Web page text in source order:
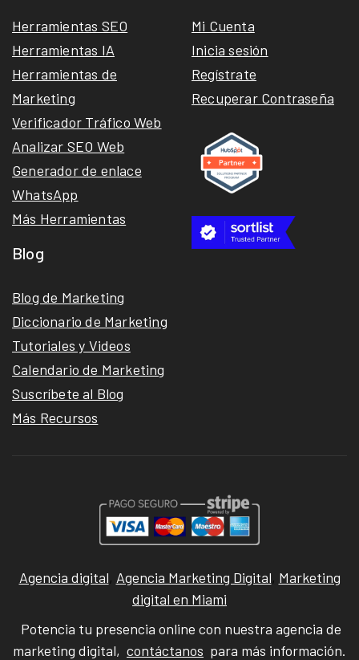
Herramientas SEO
Herramientas IA
Herramientas de
Marketing
Verificador Tráfico Web
Analizar SEO Web
Generador de enlace
WhatsApp
Más Herramientas
Blog
Blog de Marketing
Diccionario de Marketing
Tutoriales y Videos
Calendario de Marketing
Suscríbete al Blog
Más Recursos
Mi Cuenta
Inicia sesión
Regístrate
Recuperar Contraseña
Agencia digital, Agencia Marketing Digital, Marketing
digital en Miami
Potencia tu presencia online con nuestra agencia de
marketing digital, contáctanos para más información.